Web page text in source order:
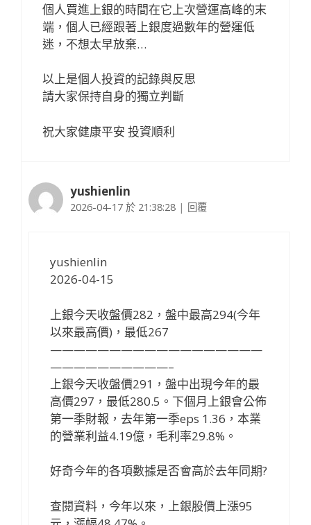
個人買進上銀的時間在它上次營運高峰的末
端，個人已經跟著上銀度過數年的營運低
迷，不想太早放棄…
以上是個人投資的記錄與反思
請大家保持自身的獨立判斷
祝大家健康平安 投資順利
yushienlin
2026-04-17 於 21:38:28 | 回覆
yushienlin
2026-04-15
上銀今天收盤價282，盤中最高294(今年
以來最高價)，最低267
——————————————————
——————————–
上銀今天收盤價291，盤中出現今年的最
高價297，最低280.5。下個月上銀會公佈
第一季財報，去年第一季eps 1.36，本業
的營業利益4.19億，毛利率29.8%。
好奇今年的各項數據是否會高於去年同期?
查閱資料，今年以來，上銀股價上漲95